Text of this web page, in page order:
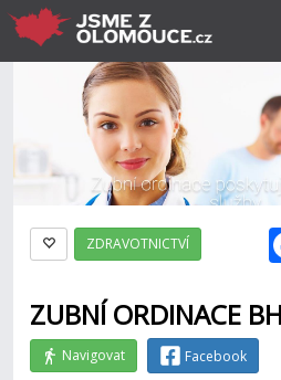
ZDRAVOTNICTVÍ
ZUBNÍ ORDINACE
Navigovat Facebook